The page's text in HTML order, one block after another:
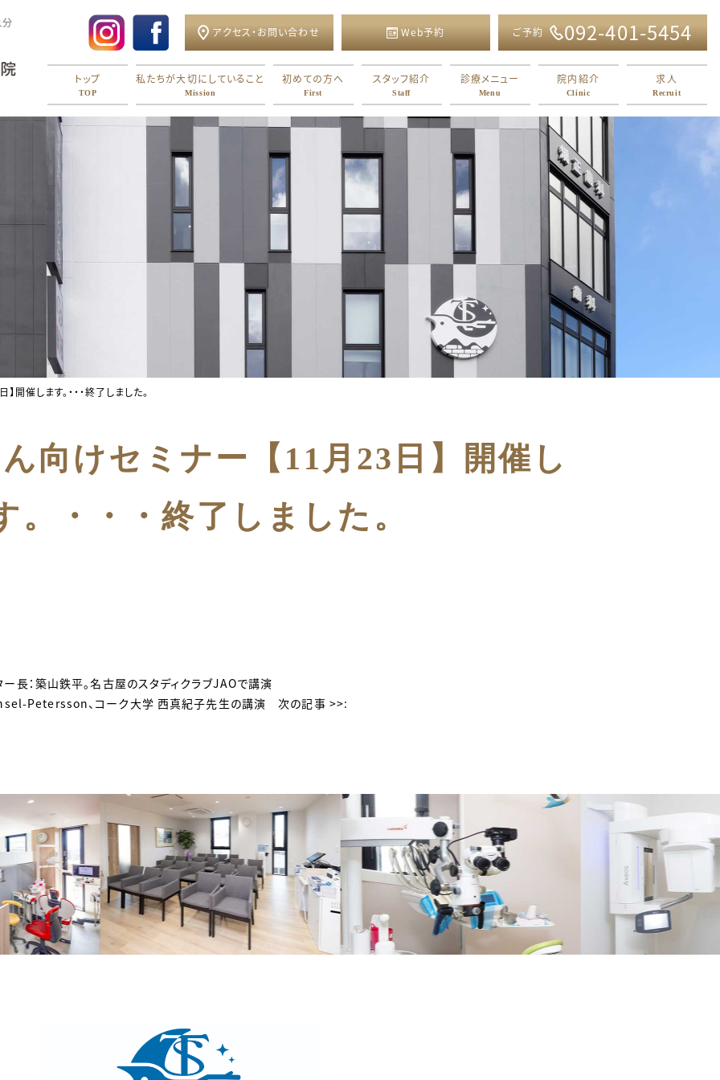
分
アクセス・お問い合わせ Web予約 ご予約 092-401-5454
トップ
TOP
私たちが大切にしていること
Mission
初めての方へ
First
スタッフ紹介
Staff
診療メニュー
Menu
院内紹介
Clinic
求人
Recruit
催します。・・・終了しました。
向けセミナー【11月23日】開催し
。・・・終了しました。
ー長：築山鉄平。名古屋のスタディクラブJAOで講演
Petersson、コーク大学 西真紀子先生の講演 次の記事 >>: